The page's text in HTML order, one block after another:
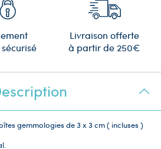
sécurisé
Livraison offerte
à partir de 250€
gemmologies de 3 x 3 cm ( incluses )